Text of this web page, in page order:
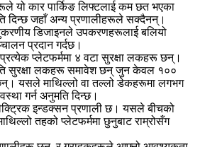
यो कार पार्किङ लिफ्टलाई कम छत भएका
दिन्छ जहाँ अन्य प्रणालीहरूले सक्दैनन्।
डिजाइनले उपकरणहरूलाई बलियो
प्रदान गर्दछ।
प्रत्येक प्लेटफर्ममा ४ वटा सुरक्षा लकहरू छन्।
सुरक्षा लकहरू समावेश छन् जुन केवल १००
छन्। यसले माथिल्लो वा तल्लो डेकहरूमा लगभग
गर्न अनुमति दिन्छ।
इन्डक्सन प्रणाली छ। यसले बीचको
तहको प्लेटफर्ममा छुनुबाट राम्रोसँग